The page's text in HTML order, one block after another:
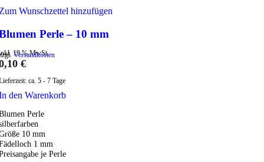
Wunschzettel hinzufügen
Perle – 10 mm
19 % MwSt.
Versandkosten
€
ca. 5 - 7 Tage
den Warenkorb
Perle
10 mm
1 mm
je Perle